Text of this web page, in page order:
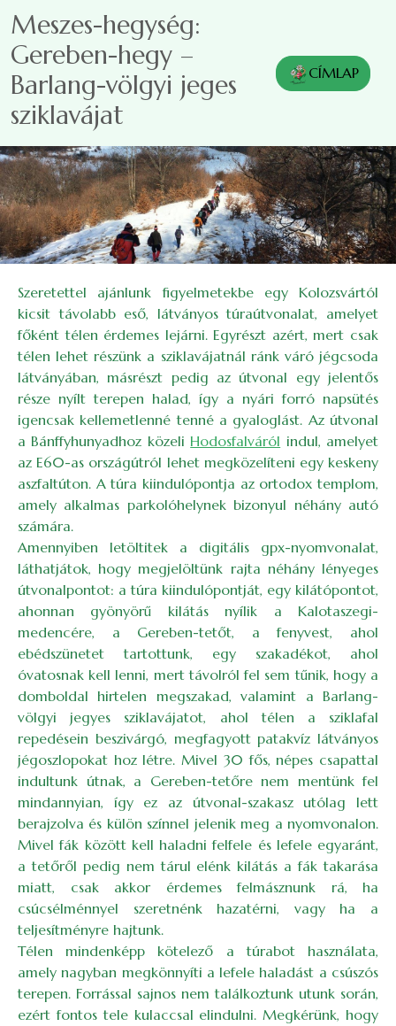
Meszes-hegység:
Gereben-hegy –
Barlang-völgyi jeges
sziklavájat
CÍMLAP
Szeretettel ajánlunk figyelmetekbe egy Kolozsvártól
kicsit távolabb eső, látványos túraútvonalat, amelyet
főként télen érdemes lejárni. Egyrészt azért, mert csak
télen lehet részünk a sziklavájatnál ránk váró jégcsoda
látványában, másrészt pedig az útvonal egy jelentős
része nyílt terepen halad, így a nyári forró napsütés
igencsak kellemetlenné tenné a gyaloglást. Az útvonal
a Bánffyhunyadhoz közeli Hodosfalváról indul, amelyet
az E60-as országútról lehet megközelíteni egy keskeny
aszfaltúton. A túra kiindulópontja az ortodox templom,
amely alkalmas parkolóhelynek bizonyul néhány autó
számára.
Amennyiben letöltitek a digitális gpx-nyomvonalat,
láthatjátok, hogy megjelöltünk rajta néhány lényeges
útvonalpontot: a túra kiindulópontját, egy kilátópontot,
ahonnan gyönyörű kilátás nyílik a Kalotaszegi-
medencére, a Gereben-tetőt, a fenyvest, ahol
ebédszünetet tartottunk, egy szakadékot, ahol
óvatosnak kell lenni, mert távolról fel sem tűnik, hogy a
domboldal hirtelen megszakad, valamint a Barlang-
völgyi jegyes sziklavájatot, ahol télen a sziklafal
repedésein beszivárgó, megfagyott patakvíz látványos
jégoszlopokat hoz létre. Mivel 30 fős, népes csapattal
indultunk útnak, a Gereben-tetőre nem mentünk fel
mindannyian, így ez az útvonal-szakasz utólag lett
berajzolva és külön színnel jelenik meg a nyomvonalon.
Mivel fák között kell haladni felfele és lefele egyaránt,
a tetőről pedig nem tárul elénk kilátás a fák takarása
miatt, csak akkor érdemes felmásznunk rá, ha
csúcsélménnyel szeretnénk hazatérni, vagy ha a
teljesítményre hajtunk.
Télen mindenképp kötelező a túrabot használata,
amely nagyban megkönnyíti a lefele haladást a csúszós
terepen. Forrással sajnos nem találkoztunk utunk során,
ezért fontos tele kulaccsal elindulni. Megkérünk, hogy